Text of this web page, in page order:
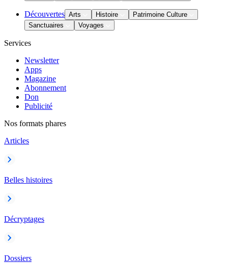
Découvertes Arts Histoire
Patrimoine Culture
Sanctuaires
Voyages
Services
Newsletter
Apps
Magazine
Abonnement
Don
Publicité
Nos formats phares
Articles
Belles histoires
Décryptages
Dossiers